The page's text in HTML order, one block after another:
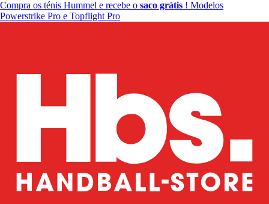
Compra os ténis Hummel e recebe o saco grátis ! Modelos
Powerstrike Pro e Topflight Pro